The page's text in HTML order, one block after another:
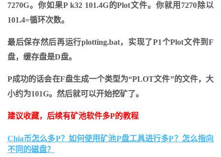
7270G。你如果P k32 101.4G的Plot文件。你就用7270除以
101.4=循环次数。
最后保存然后再运行plotting.bat，实现了P1个Plot文件到F
盘，缓存盘是D盘。
P成功的话会在F盘生成一个类型为“PLOT文件”的文件，大
小约为101G。然后就可以开始挖矿了。
建议收藏，后续有矿池软件多P的教程
Chia币怎么多P？如何使用矿池P盘工具进行多P？怎么指向
不同的磁盘？